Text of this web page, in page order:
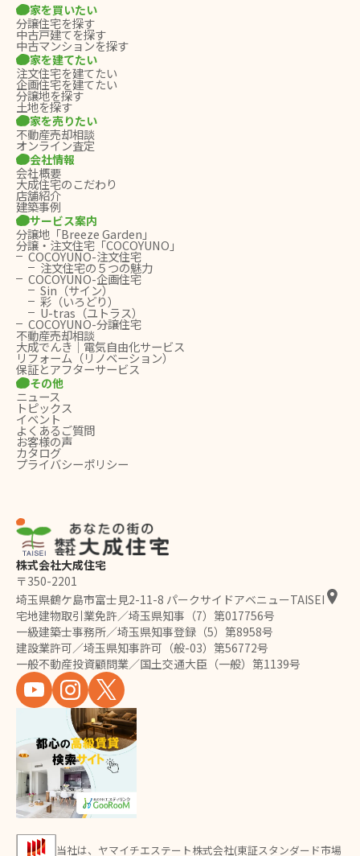
株式会社大成住宅
〒350-2201
埼玉県鶴ケ島市富士見2-11-8 パークサイドアベニューTAISEI
宅地建物取引業免許／埼玉県知事（7）第017756号
一級建築士事務所／埼玉県知事登録（5）第8958号
建設業許可／埼玉県知事許可（般-03）第56772号
一般不動産投資顧問業／国土交通大臣（一般）第1139号
家を買いたい
分譲住宅を探す
中古戸建てを探す
中古マンションを探す
家を建てたい
注文住宅を建てたい
企画住宅を建てたい
分譲地を探す
土地を探す
家を売りたい
不動産売却相談
オンライン査定
会社情報
会社概要
大成住宅のこだわり
店舗紹介
建築事例
サービス案内
分譲地「Breeze Garden」
分譲・注文住宅「COCOYUNO」
COCOYUNO-注文住宅
注文住宅の５つの魅力
COCOYUNO-企画住宅
Sin（サイン）
彩（いろどり）
U-tras（ユトラス）
COCOYUNO-分譲住宅
不動産売却相談
大成でんき｜電気自由化サービス
リフォーム（リノベーション）
保証とアフターサービス
その他
ニュース
トピックス
イベント
よくあるご質問
お客様の声
カタログ
プライバシーポリシー
当社は、ヤマイチエステート株式会社(東証スタンダード市場